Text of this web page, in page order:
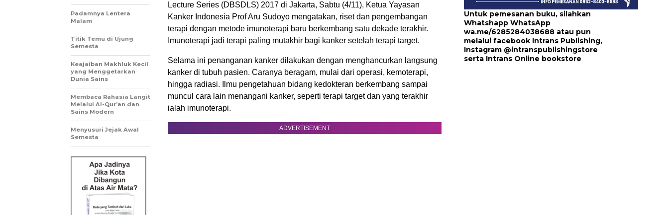
Lecture Series (DBSDLS) 2017 di Jakarta, Sabtu (4/11), Ketua Yayasan
Kanker Indonesia Prof Aru Sudoyo mengatakan, riset dan pengembangan
terapi dengan metode imunoterapi baru berkembang satu dekade terakhir.
Imunoterapi jadi terapi paling mutakhir bagi kanker setelah terapi target.
Selama ini penanganan kanker dilakukan dengan menghancurkan langsung
kanker di tubuh pasien. Caranya beragam, mulai dari operasi, kemoterapi,
hingga radiasi. Ilmu pengetahuan bidang kedokteran berkembang sampai
muncul cara lain menangani kanker, seperti terapi target dan yang terakhir
ialah imunoterapi.
ADVERTISEMENT
Padamnya Lentera
Malam
Titik Temu di Ujung
Semesta
Keajaiban Makhluk Kecil
yang Menggetarkan
Dunia Sains
Membaca Rahasia Langit
Melalui Al-Qur’an dan
Sains Modern
Menyusuri Jejak Awal
Semesta
Untuk pemesanan buku, silahkan
Whatshapp WhatsApp
wa.me/6285284038688 atau pun
melalui facebook Intrans Publishing,
Instagram @intranspublishingstore
serta Intrans Online bookstore